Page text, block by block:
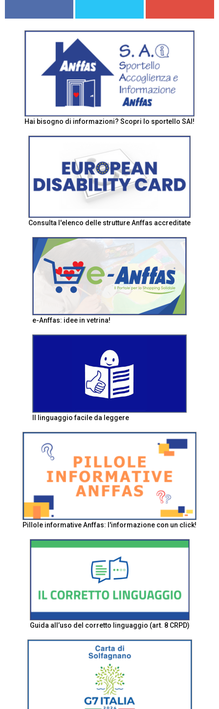
Hai bisogno di informazioni? Scopri lo sportello SAI!
Consulta l'elenco delle strutture Anffas accreditate
e-Anffas: idee in vetrina!
Il linguaggio facile da leggere
Pillole informative Anffas: l'informazione con un click!
Guida all’uso del corretto linguaggio (art. 8 CRPD)